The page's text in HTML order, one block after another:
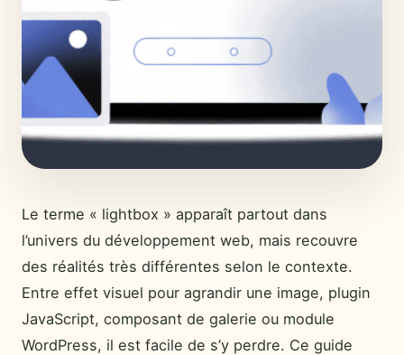
Le terme « lightbox » apparaît partout dans
l’univers du développement web, mais recouvre
des réalités très différentes selon le contexte.
Entre effet visuel pour agrandir une image, plugin
JavaScript, composant de galerie ou module
WordPress, il est facile de s’y perdre. Ce guide